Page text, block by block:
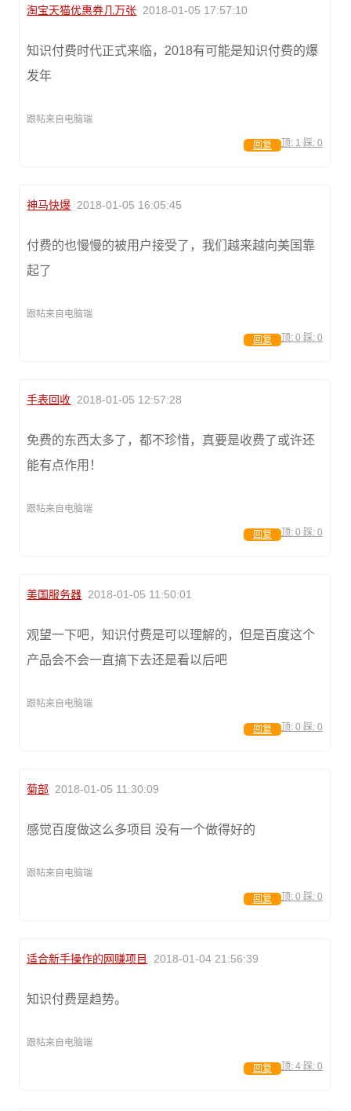
淘宝天猫优惠券几万张 2018-01-05 17:57:10
知识付费时代正式来临，2018有可能是知识付费的爆
发年
跟帖来自电脑端
顶: 1 踩: 0
回复
神马快爆 2018-01-05 16:05:45
付费的也慢慢的被用户接受了，我们越来越向美国靠
起了
跟帖来自电脑端
顶: 0 踩: 0
回复
手表回收 2018-01-05 12:57:28
免费的东西太多了，都不珍惜，真要是收费了或许还
能有点作用！
跟帖来自电脑端
顶: 0 踩: 0
回复
美国服务器 2018-01-05 11:50:01
观望一下吧，知识付费是可以理解的，但是百度这个
产品会不会一直搞下去还是看以后吧
跟帖来自电脑端
顶: 0 踩: 0
回复
菊部 2018-01-05 11:30:09
感觉百度做这么多项目 没有一个做得好的
跟帖来自电脑端
顶: 0 踩: 0
回复
适合新手操作的网赚项目 2018-01-04 21:56:39
知识付费是趋势。
跟帖来自电脑端
顶: 4 踩: 0
回复